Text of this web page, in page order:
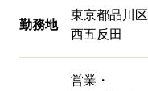
勤務地
東京都品川区
西五反田
営業・